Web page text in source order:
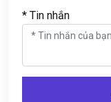
* Tin nhắn